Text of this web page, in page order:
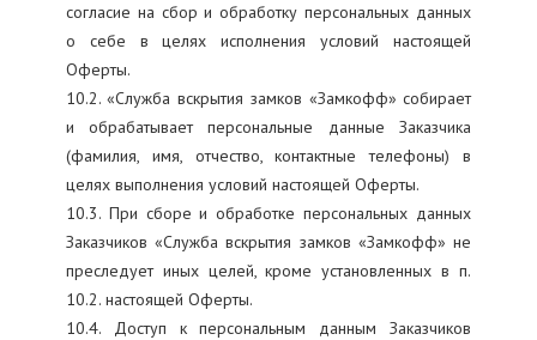
согласие на сбор и обработку персональных данных
о себе в целях исполнения условий настоящей
Оферты.
10.2. «Служба вскрытия замков «Замкофф» собирает
и обрабатывает персональные данные Заказчика
(фамилия, имя, отчество, контактные телефоны) в
целях выполнения условий настоящей Оферты.
10.3. При сборе и обработке персональных данных
Заказчиков «Служба вскрытия замков «Замкофф» не
преследует иных целей, кроме установленных в п.
10.2. настоящей Оферты.
10.4. Доступ к персональным данным Заказчиков